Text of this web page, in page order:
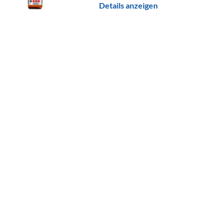
Details anzeigen